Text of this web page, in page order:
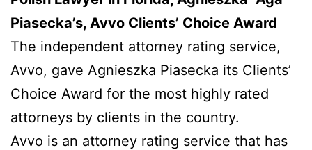
Piasecka’s, Avvo Clients’ Choice Award
The independent attorney rating service,
Avvo, gave Agnieszka Piasecka its Clients’
Choice Award for the most highly rated
attorneys by clients in the country.
Avvo is an attorney rating service that has